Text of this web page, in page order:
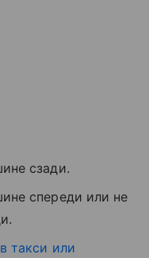
сзади.
спереди или не
такси или